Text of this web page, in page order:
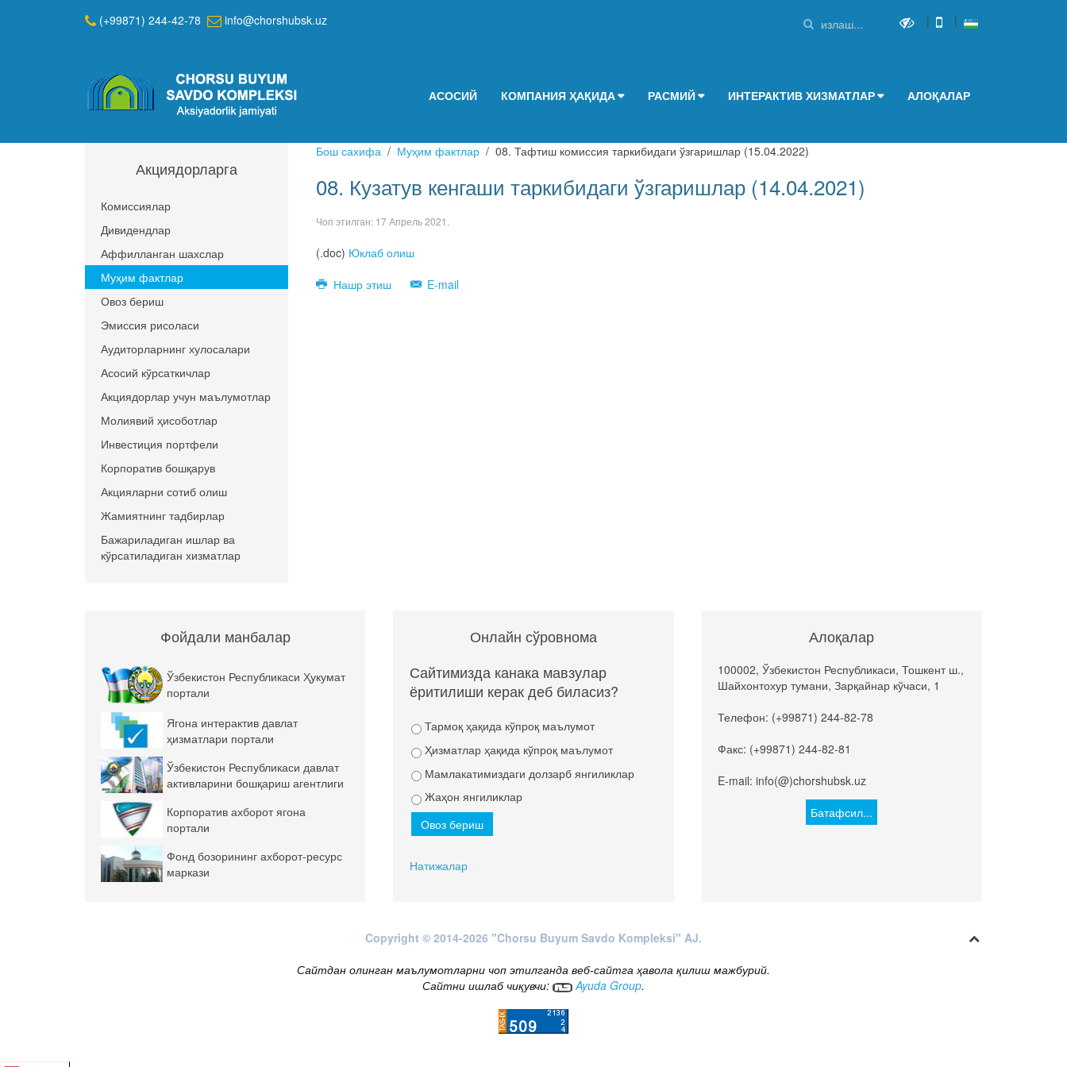
(+99871) 244-42-78 info@chorshubsk.uz | |
АСОСИЙ КОМПАНИЯ ҲАҚИДА РАСМИЙ ИНТЕРАКТИВ ХИЗМАТЛАР АЛОҚАЛАР
Бош сахифа Муҳим фактлар 08. Тафтиш комиссия таркибидаги ўзгаришлар (15.04.2022)
08. Кузатув кенгаши таркибидаги ўзгаришлар (14.04.2021)
Чоп этилган: 17 Апрель 2021
(.doc) Юклаб олиш
Нашр этиш
E-mail
Акциядорларга
Комиссиялар
Дивидендлар
Аффилланган шахслар
Муҳим фактлар
Овоз бериш
Эмиссия рисоласи
Аудиторларнинг хулосалари
Асосий кўрсаткичлар
Акциядорлар учун маълумотлар
Молиявий ҳисоботлар
Инвестиция портфели
Корпоратив бошқарув
Акцияларни сотиб олиш
Жамиятнинг тадбирлар
Бажариладиган ишлар ва
кўрсатиладиган хизматлар
Фойдали манбалар
Ўзбекистон Республикаси Ҳукумат
портали
Ягона интерактив давлат
ҳизматлари портали
Ўзбекистон Республикаси давлат
активларини бошқариш агентлиги
Корпоратив ахборот ягона
портали
Фонд бозорининг ахборот-ресурс
маркази
Онлайн сўровнома
Сайтимизда канака мавзулар
ёритилиши керак деб биласиз?
Тармоқ ҳақида кўпроқ маълумот
Ҳизматлар ҳақида кўпроқ маълумот
Мамлакатимиздаги долзарб янгиликлар
Жаҳон янгиликлар
Натижалар
Алоқалар
100002, Ўзбекистон Республикаси, Тошкент ш.,
Шайхонтохур тумани, Зарқайнар кўчаси, 1
Телефон: (+99871) 244-82-78
Факс: (+99871) 244-82-81
E-mail: info(@)chorshubsk.uz
Батафсил...
Copyright © 2014-2026 "Chorsu Buyum Savdo Kompleksi" AJ.
Сайтдан олинган маълумотларни чоп этилганда веб-сайтга ҳавола қилиш мажбурий.
Сайтни ишлаб чиқувчи:
Ayuda Group.